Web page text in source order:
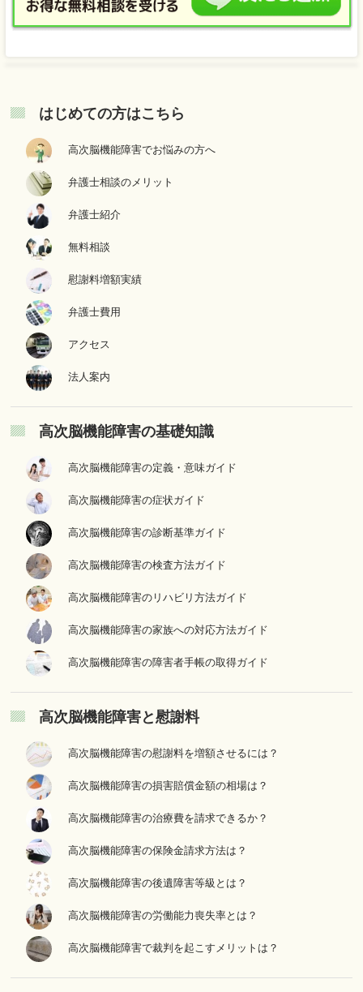
はじめての方はこちら
高次脳機能障害でお悩みの方へ
弁護士相談のメリット
弁護士紹介
無料相談
慰謝料増額実績
弁護士費用
アクセス
法人案内
高次脳機能障害の基礎知識
高次脳機能障害の定義・意味ガイド
高次脳機能障害の症状ガイド
高次脳機能障害の診断基準ガイド
高次脳機能障害の検査方法ガイド
高次脳機能障害のリハビリ方法ガイド
高次脳機能障害の家族への対応方法ガイド
高次脳機能障害の障害者手帳の取得ガイド
高次脳機能障害と慰謝料
高次脳機能障害の慰謝料を増額させるには？
高次脳機能障害の損害賠償金額の相場は？
高次脳機能障害の治療費を請求できるか？
高次脳機能障害の保険金請求方法は？
高次脳機能障害の後遺障害等級とは？
高次脳機能障害の労働能力喪失率とは？
高次脳機能障害で裁判を起こすメリットは？